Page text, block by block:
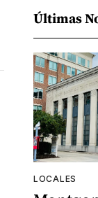
Últimas
LOCALES